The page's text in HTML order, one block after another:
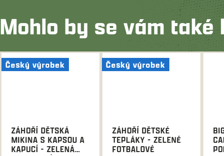
Mohlo by se vám také
Český výrobek
ZÁHOŘÍ DĚTSKÁ
MIKINA S KAPSOU A
KAPUCÍ - ZELENÁ
Český výrobek
ZÁHOŘÍ DĚTSKÉ
TEPLÁKY - ZELENÉ
FOTBALOVÉ